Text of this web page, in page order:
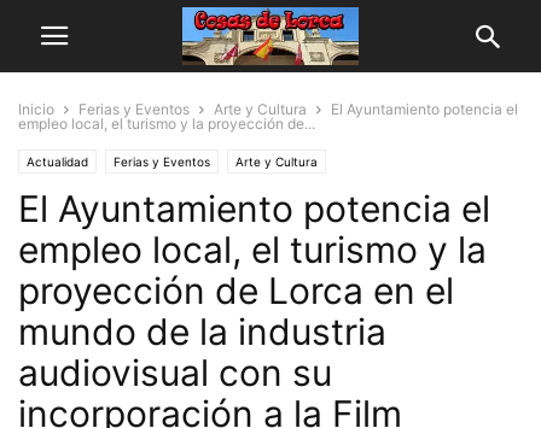
Inicio Ferias y Eventos Arte y Cultura
El Ayuntamiento potencia el
empleo local, el turismo y la proyección de...
Actualidad Ferias y Eventos Arte y Cultura
El Ayuntamiento potencia el
empleo local, el turismo y la
proyección de Lorca en el
mundo de la industria
audiovisual con su
incorporación a la Film